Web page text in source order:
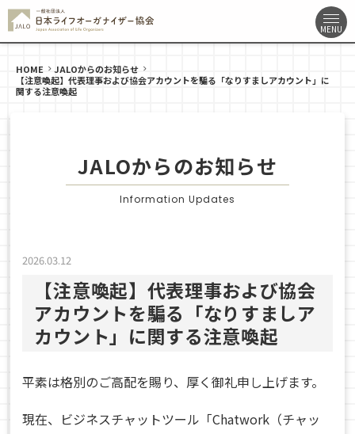
HOME
JALOからのお知らせ
【注意喚起】代表理事および協会アカウントを騙る「なりすましアカウント」に
関する注意喚起
JALOからのお知らせ
Information Updates
2026.03.12
【注意喚起】代表理事および協会
アカウントを騙る「なりすましア
カウント」に関する注意喚起
平素は格別のご高配を賜り、厚く御礼申し上げます。
現在、ビジネスチャットツール「Chatwork（チャッ